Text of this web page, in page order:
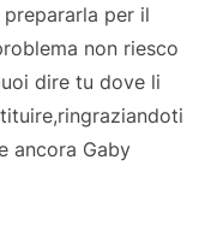
per il
non riesco
dire tu dove li
ancora Gaby